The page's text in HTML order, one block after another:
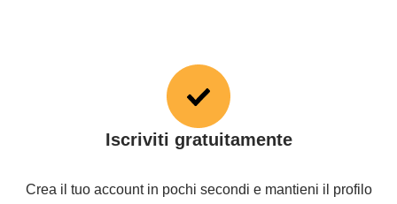
Iscriviti gratuitamente
Crea il tuo account in pochi secondi e mantieni il profilo